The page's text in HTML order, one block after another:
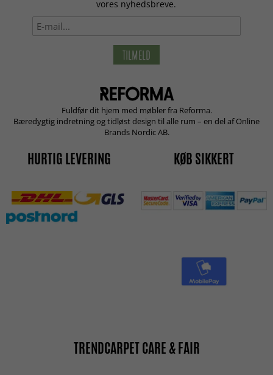
vores nyhedsbreve.
TILMELD
Fuldfør dit hjem med møbler fra Reforma.
Bæredygtig indretning og tidløst design til alle rum – en del af Online
Brands Nordic AB.
HURTIG LEVERING KØB SIKKERT
TRENDCARPET CARE & FAIR